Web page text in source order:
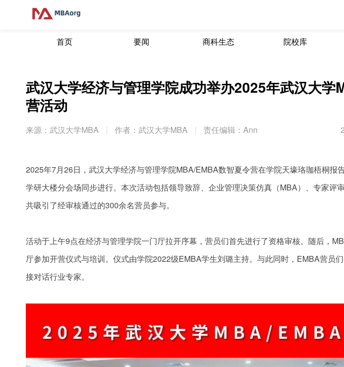
首页 要闻 商科生态 院校库
武汉大学经济与管理学院成功举办2025年武汉大学
营活动
来源：武汉大学MBA 作者：武汉大学MBA 责任编辑：Ann
2025年7月26日，武汉大学经济与管理学院MBA/EMBA数智夏令营在学院天壕珞珈梧桐报
学研大楼分会场同步进行。本次活动包括领导致辞、企业管理决策仿真（MBA）、专家评
共吸引了经审核通过的300余名营员参与。
活动于上午9点在经济与管理学院一门厅拉开序幕，营员们首先进行了资格审核。随后，
厅参加开营仪式与培训。仪式由学院2022级EMBA学生刘璐主持。与此同时，EMBA营员
接对话行业专家。